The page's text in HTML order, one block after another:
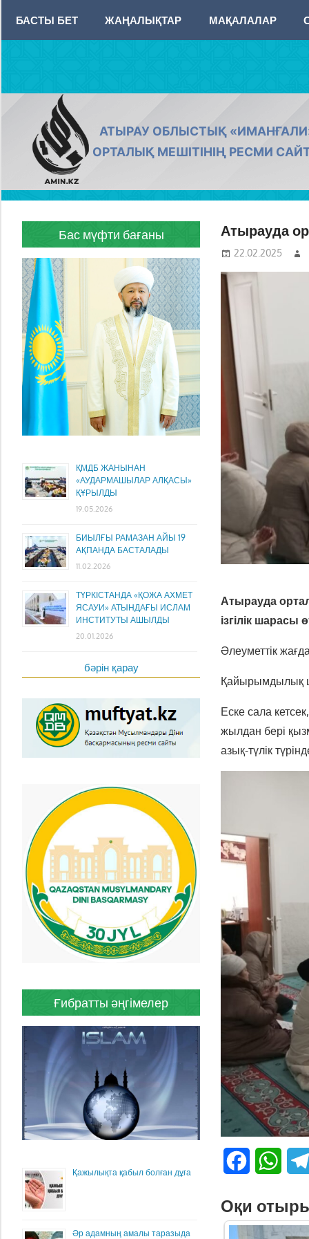
content
БАСТЫ БЕТ ЖАҢАЛЫҚТАР МАҚАЛАЛАР
AMIN.KZ
АТЫРАУ ОБЛЫСТЫҚ
ОРТАЛЫҚ МЕШІТІНІҢ РЕСМИ
Атырауда
22.02.2025
Атырауда
ізгілік шарасы
Әлеуметтік
Қайырымдылық
Еске сала
жылдан бері
азық-түлік
Facebook
Оқи
Бас мүфти бағаны
ҚМДБ ЖАНЫНАН
«АУДАРМАШЫЛАР АЛҚАСЫ»
ҚҰРЫЛДЫ
19.05.2026
БИЫЛҒЫ РАМАЗАН АЙЫ 19
АҚПАНДА БАСТАЛАДЫ
11.02.2026
ТҮРКІСТАНДА «ҚОЖА АХМЕТ
ЯСАУИ» АТЫНДАҒЫ ИСЛАМ
ИНСТИТУТЫ АШЫЛДЫ
20.01.2026
бәрін қарау
Ғибратты әңгімелер
Қажылықта қабыл болған дұға
Әр адамның амалы таразыда